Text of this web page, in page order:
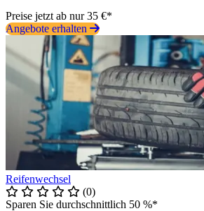
Preise jetzt ab nur 35 €*
Angebote erhalten
Reifenwechsel
(0)
Sparen Sie durchschnittlich 50 %*